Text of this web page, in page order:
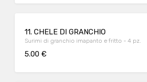
11. CHELE DI GRANCHIO
Surimi di granchio imapanto e fritto - 4 pz.
5.00 €